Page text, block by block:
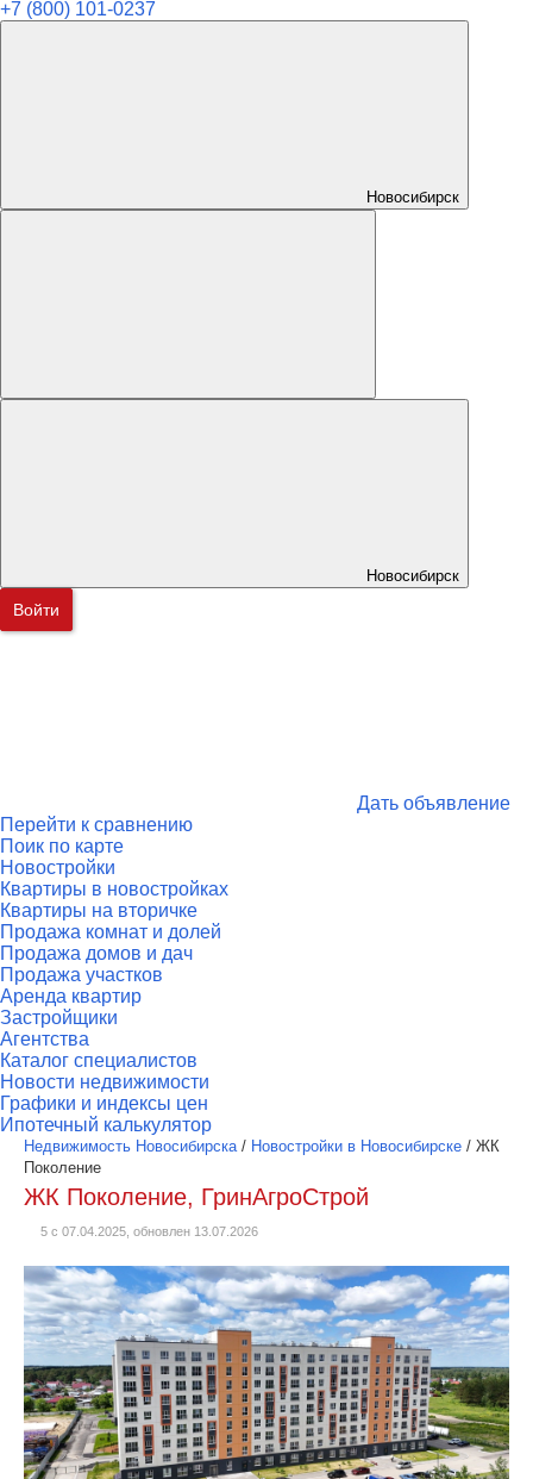
+7 (800) 101-0237
Новосибирск
Новосибирск
Войти
Дать объявление
Перейти к сравнению
Поик по карте
Новостройки
Квартиры в новостройках
Квартиры на вторичке
Продажа комнат и долей
Продажа домов и дач
Продажа участков
Аренда квартир
Застройщики
Агентства
Каталог специалистов
Новости недвижимости
Графики и индексы цен
Ипотечный калькулятор
Недвижимость Новосибирска/ Новостройки в Новосибирске / ЖК
Поколение
ЖК Поколение, ГринАгроСтрой
5 с 07.04.2025, обновлен 13.07.2026